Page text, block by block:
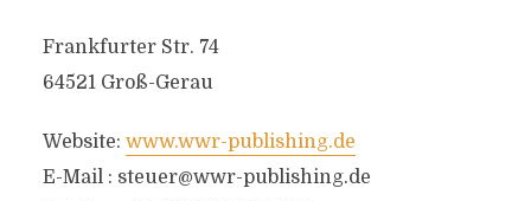
Frankfurter Str. 74
64521 Groß-Gerau
Website: www.wwr-publishing.de
E-Mail : steuer@wwr-publishing.de